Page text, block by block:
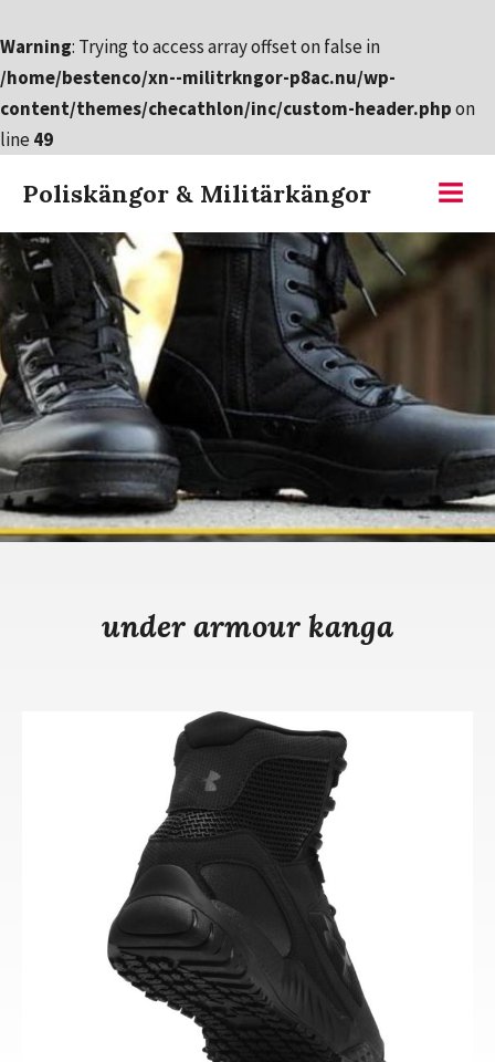
Warning: Trying to access array offset on false in
/home/bestenco/xn--militrkngor-p8ac.nu/wp-
content/themes/checathlon/inc/custom-header.phpon
line 49
innehållet
Poliskängor & Militärkängor
under armour kanga